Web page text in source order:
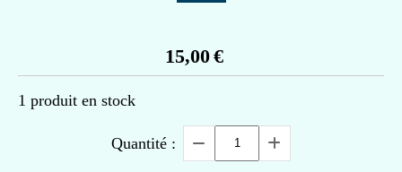
15,00€
1 produit en stock
Quantité :